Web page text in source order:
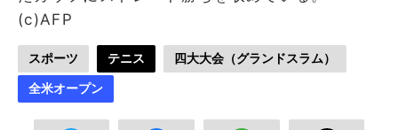
(c)AFP
スポーツ テニス 四大大会（グランドスラム）
全米オープン